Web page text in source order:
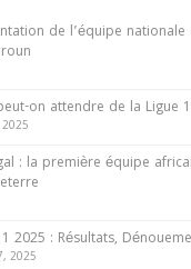
vous devez savoir
Nations
de l’équipe
de l’équipe
on attendre de la Ligue
: la première équipe
2025 : Résultats,
2025